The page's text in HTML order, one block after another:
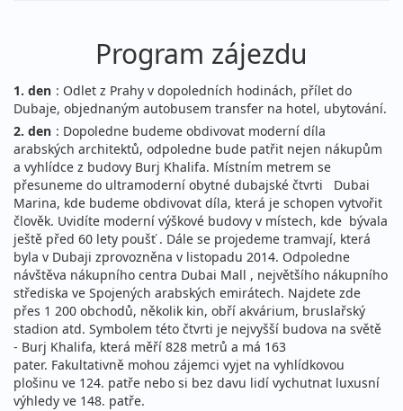
Program zájezdu
1. den : Odlet z Prahy v dopoledních hodinách, přílet do
Dubaje, objednaným autobusem transfer na hotel, ubytování.
2. den : Dopoledne budeme obdivovat moderní díla
arabských architektů, odpoledne bude patřit nejen nákupům
a vyhlídce z budovy Burj Khalifa. Místním metrem se
přesuneme do ultramoderní obytné dubajské čtvrti Dubai
Marina, kde budeme obdivovat díla, která je schopen vytvořit
člověk. Uvidíte moderní výškové budovy v místech, kde bývala
ještě před 60 lety poušť . Dále se projedeme tramvají, která
byla v Dubaji zprovozněna v listopadu 2014. Odpoledne
návštěva nákupního centra Dubai Mall , největšího nákupního
střediska ve Spojených arabských emirátech. Najdete zde
přes 1 200 obchodů, několik kin, obří akvárium, bruslařský
stadion atd. Symbolem této čtvrti je nejvyšší budova na světě
- Burj Khalifa, která měří 828 metrů a má 163
pater. Fakultativně mohou zájemci vyjet na vyhlídkovou
plošinu ve 124. patře nebo si bez davu lidí vychutnat luxusní
výhledy ve 148. patře.